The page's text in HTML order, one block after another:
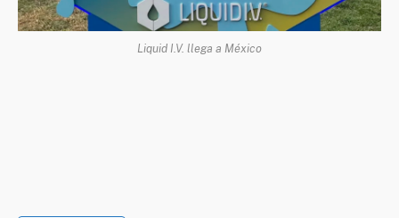
Liquid I.V. llega a México